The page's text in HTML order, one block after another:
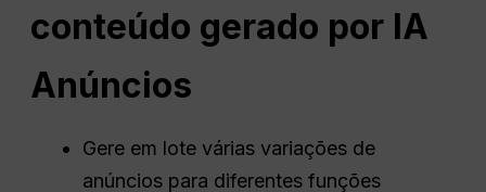
conteúdo gerado por IA
Anúncios
Gere em lote várias variações de
anúncios para diferentes funções